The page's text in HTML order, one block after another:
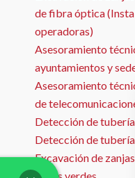
de fibra óptica
operadoras)
Asesoramiento
ayuntamientos y
Asesoramiento
de
Detección de
Detección de
Excavación de